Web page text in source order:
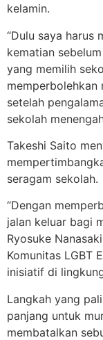
kelamin.
“Dulu saya harus
kematian
yang memilih
memperbolehkan
setelah
sekolah
Takeshi Saito
seragam sekolah.
“Dengan
jalan keluar bagi
Ryosuke
Komunitas LGBT
inisiatif di
Langkah yang
panjang untuk
membatalkan